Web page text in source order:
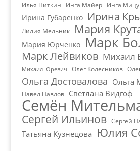
Илья Питкин
Инга Майер Инга
Ирина Губаренко Ирина
Лилия Мельник Мария
Мария Юрченко Марк
Марк Лейвиков Михаил
Михаил Юревич Олег Колесников
Ольга Достовалова Ольга
Павел Павлов Светлана Видгоф
Семён
Сергей Ильинов Сергей
Татьяна Кузнецова Юлия